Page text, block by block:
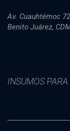
Av. Cuauhtémoc
Benito Juárez,
INSUMOS